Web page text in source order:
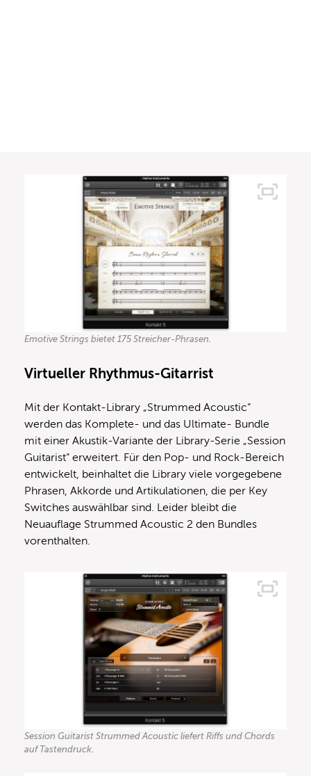
Emotive Strings bietet 175 Streicher-Phrasen.
Virtueller Rhythmus-Gitarrist
Mit der Kontakt-Library „Strummed Acoustic“
werden das Komplete- und das Ultimate- Bundle
mit einer Akustik-Variante der Library-Serie „Session
Guitarist“ erweitert. Für den Pop- und Rock-Bereich
entwickelt, beinhaltet die Library viele vorgegebene
Phrasen, Akkorde und Artikulationen, die per Key
Switches auswählbar sind. Leider bleibt die
Neuauflage Strummed Acoustic 2 den Bundles
vorenthalten.
Session Guitarist Strummed Acoustic liefert Riffs und Chords
auf Tastendruck.